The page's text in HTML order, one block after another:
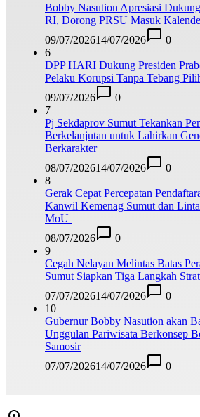
Bobby Nasution Apresiasi
RI, Dorong PRSU Masuk
09/07/202614/07/2026
0
6
DPP HARI Dukung Presiden
Pelaku Korupsi Tanpa Tebang
09/07/2026
0
7
Pj Sekdaprov Sumut Tekankan
Berkelanjutan untuk Lahirkan
Berkarakter
08/07/202614/07/2026
0
8
Gerak Cepat Percepatan
Kanwil Kemenag Sumut dan
MoU
08/07/2026
0
9
Cegah Nelayan Melintas Batas
Sumut Siapkan Tiga Langkah
07/07/202614/07/2026
0
10
Gubernur Bobby Nasution akan
Unggulan Pariwisata Berkonsep
Samosir
07/07/202614/07/2026 0